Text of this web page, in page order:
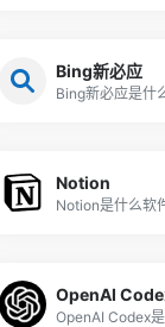
Bing新必应
Notion
OpenAI